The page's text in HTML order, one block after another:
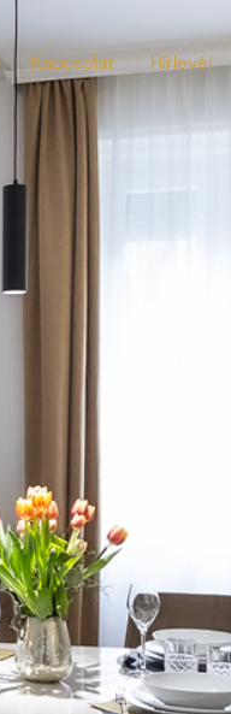
Kapcsolat Hírlevél